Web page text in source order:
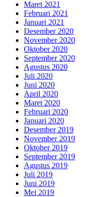
Maret 2021
Februari 2021
Januari 2021
Desember 2020
November 2020
Oktober 2020
September 2020
Agustus 2020
Juli 2020
Juni 2020
April 2020
Maret 2020
Februari 2020
Januari 2020
Desember 2019
November 2019
Oktober 2019
September 2019
Agustus 2019
Juli 2019
Juni 2019
Mei 2019